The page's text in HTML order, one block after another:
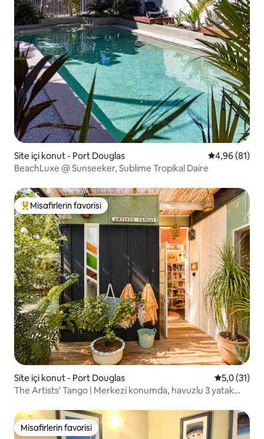
Site içi konut - Port Douglas 5 üzerinden
4,96 (81)
BeachLuxe @ Sunseeker, Sublime Tropikal Daire
Misafirlerin favorilerinden en beğenilenler arasında
Misafirlerin favorisi
Site içi konut - Port Douglas 55,0 (31)
The Artists' Tango | Merkezi konumda, havuzlu 3 yatak
Misafirlerin favorisi
Misafirlerin favorisi